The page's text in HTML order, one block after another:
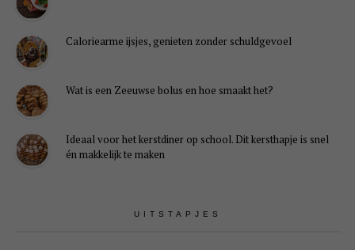
Caloriearme ijsjes, genieten zonder schuldgevoel
Wat is een Zeeuwse bolus en hoe smaakt het?
Ideaal voor het kerstdiner op school. Dit kersthapje is snel
én makkelijk te maken
UITSTAPJES